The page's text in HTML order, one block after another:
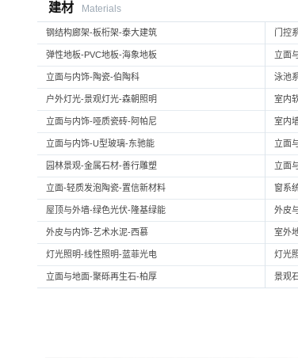
建材 Materials
钢结构廊架-板桁架-泰大建筑 门控
弹性地板-PVC地板-海象地板 立面
立面与内饰-陶瓷-伯陶科 泳池
户外灯光-景观灯光-森朝照明 室内
立面与内饰-哑质瓷砖-阿帕尼 室内
立面与内饰-U型玻璃-东驰能 立面
园林景观-金属石材-善行雕塑 立面
立面-轻质发泡陶瓷-置信新材料 窗系
屋顶与外墙-绿色光伏-隆基绿能 外皮
外皮与内饰-艺术水泥-西慕 室外
灯光照明-线性照明-蓝菲光电 灯光
立面与地面-聚砾再生石-柏厚 景观